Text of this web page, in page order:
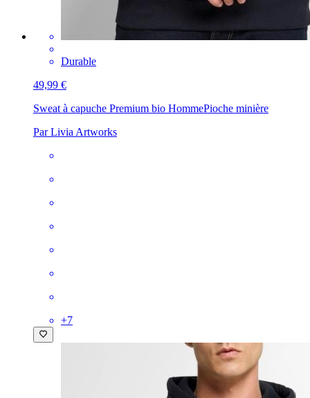
Durable
49,99 €
Sweat à capuche Premium bio HommePioche minière
Par Livia Artworks
+7